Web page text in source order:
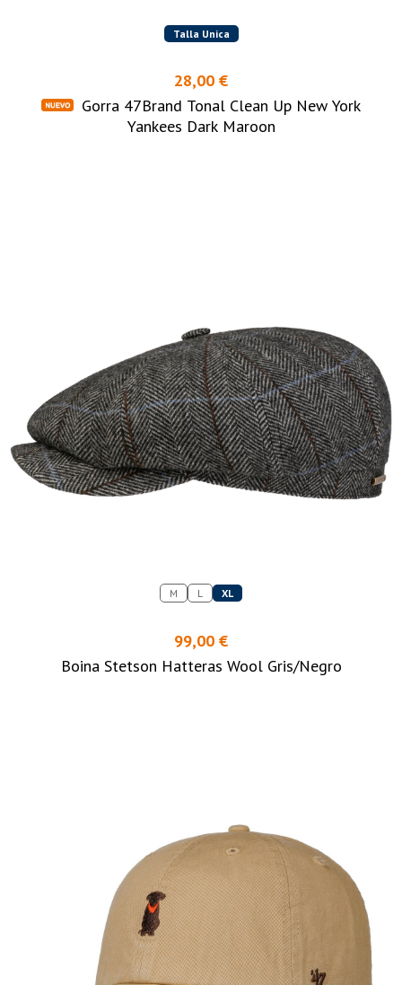
Talla Unica
28,00 €
Gorra 47Brand Tonal Clean Up New York
Yankees Dark Maroon
M L XL
99,00 €
Boina Stetson Hatteras Wool Gris/Negro